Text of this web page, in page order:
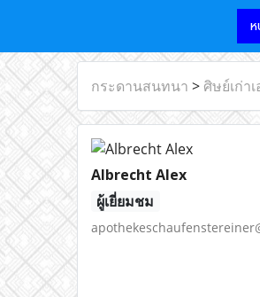
กระดานสนทนา > ศิษย์เก่า
Albrecht Alex
ผู้เยี่ยมชม